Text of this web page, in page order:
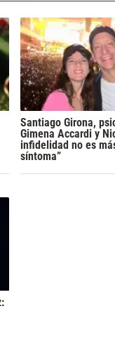
Santiago Girona,
Gimena Accardi y
infidelidad no es
síntoma”